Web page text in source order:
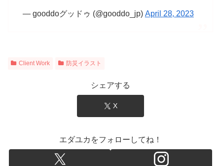
— gooddoグッドゥ (@gooddo_jp) April 28, 2023
Client Work 防災イラスト
シェアする
X
エダユカをフォローしてね！